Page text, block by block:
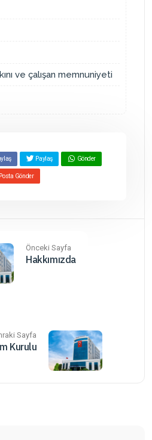
ve çalışan memnuniyeti
Paylaş Gönder
Gönder
Önceki Sayfa
Hakkımızda
Sayfa
Kurulu